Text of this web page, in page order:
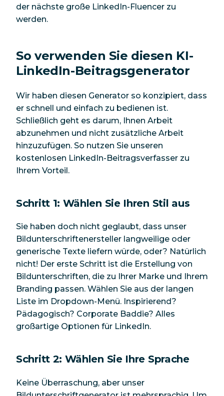
der nächste große LinkedIn-Fluencer zu
werden.
So verwenden Sie diesen KI-
LinkedIn-Beitragsgenerator
Wir haben diesen Generator so konzipiert, dass
er schnell und einfach zu bedienen ist.
Schließlich geht es darum, Ihnen Arbeit
abzunehmen und nicht zusätzliche Arbeit
hinzuzufügen. So nutzen Sie unseren
kostenlosen LinkedIn-Beitragsverfasser zu
Ihrem Vorteil.
Schritt 1: Wählen Sie Ihren Stil aus
Sie haben doch nicht geglaubt, dass unser
Bildunterschriftenersteller langweilige oder
generische Texte liefern würde, oder? Natürlich
nicht! Der erste Schritt ist die Erstellung von
Bildunterschriften, die zu Ihrer Marke und Ihrem
Branding passen. Wählen Sie aus der langen
Liste im Dropdown-Menü. Inspirierend?
Pädagogisch? Corporate Baddie? Alles
großartige Optionen für LinkedIn.
Schritt 2: Wählen Sie Ihre Sprache
Keine Überraschung, aber unser